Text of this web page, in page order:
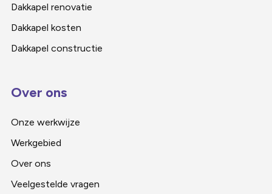
Dakkapel renovatie
Dakkapel kosten
Dakkapel constructie
Over ons
Onze werkwijze
Werkgebied
Over ons
Veelgestelde vragen